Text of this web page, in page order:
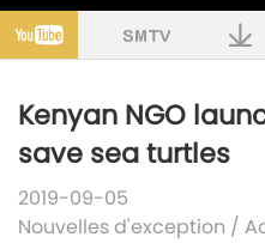
Kenyan NGO
save sea turtles
2019-09-05
Nouvelles d'exception /